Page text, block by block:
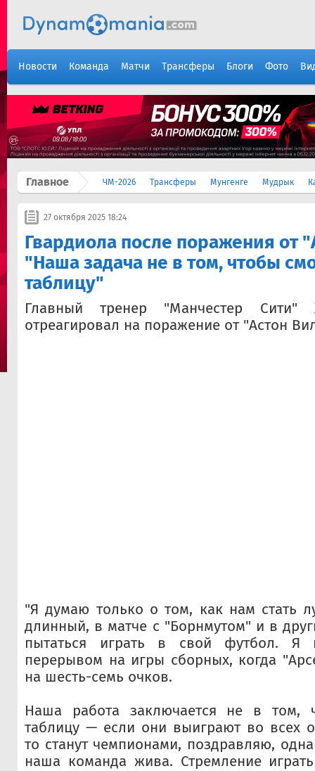
Новости Команда Матчи Трансферы Блоги Фото
Главное ЧМ-2026 Трансферы Мунгенге Мудрык
27 октября 2025 18:24
Гвардиола после поражения от
"Наша задача не в том, чтобы
таблицу"
Главный тренер "Манчестер Сити"
отреагировал на поражение от "Астон
"Я думаю только о том, как нам стать
длинный, в матче с "Борнмутом" и в
пытаться играть в свой футбол. Я
перерывом на игры сборных, когда
на шесть-семь очков.
Наша работа заключается не в том,
таблицу — если они выиграют во всех
то станут чемпионами, поздравляю,
наша команда жива. Стремление